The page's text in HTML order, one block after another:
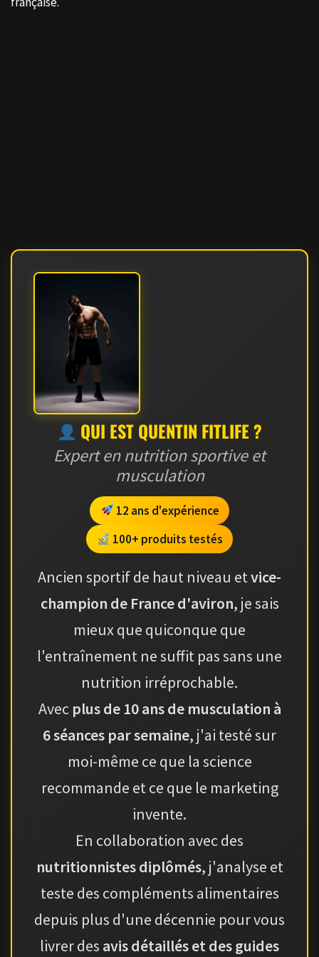
QUI EST QUENTIN FITLIFE ?
Expert en nutrition sportive et
musculation
12 ans d'expérience
100+ produits testés
Ancien sportif de haut niveau etvice-
champion de France d'aviron, je sais
mieux que quiconque que
l'entraînement ne suffit pas sans une
nutrition irréprochable.
Avec plus de 10 ans de musculation à
6 séances par semaine, j'ai testé sur
moi-même ce que la science
recommande et ce que le marketing
invente.
En collaboration avec des
nutritionnistes diplômés, j'analyse et
teste des compléments alimentaires
depuis plus d'une décennie pour vous
livrer des avis détaillés et des guides